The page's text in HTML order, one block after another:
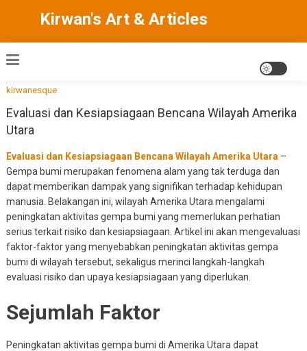
Kirwan's Art & Articles
kirwanesque
Evaluasi dan Kesiapsiagaan Bencana Wilayah Amerika
Utara
Evaluasi dan Kesiapsiagaan Bencana Wilayah Amerika Utara –
Gempa bumi merupakan fenomena alam yang tak terduga dan
dapat memberikan dampak yang signifikan terhadap kehidupan
manusia. Belakangan ini, wilayah Amerika Utara mengalami
peningkatan aktivitas gempa bumi yang memerlukan perhatian
serius terkait risiko dan kesiapsiagaan. Artikel ini akan mengevaluasi
faktor-faktor yang menyebabkan peningkatan aktivitas gempa
bumi di wilayah tersebut, sekaligus merinci langkah-langkah
evaluasi risiko dan upaya kesiapsiagaan yang diperlukan.
Sejumlah Faktor
Peningkatan aktivitas gempa bumi di Amerika Utara dapat